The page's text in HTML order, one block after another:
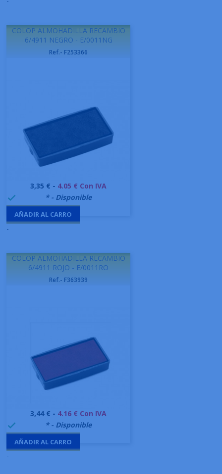
COLOP ALMOHADILLA RECAMBIO
6/4911 NEGRO - E/0011NG
Ref.- F253366
Precio
3,35 € - 4.05 € Con IVA
 * - Disponible
AÑADIR AL CARRO
-
COLOP ALMOHADILLA RECAMBIO
6/4911 ROJO - E/0011RO
Ref.- F363939
Precio
3,44 € - 4.16 € Con IVA
 * - Disponible
AÑADIR AL CARRO
-